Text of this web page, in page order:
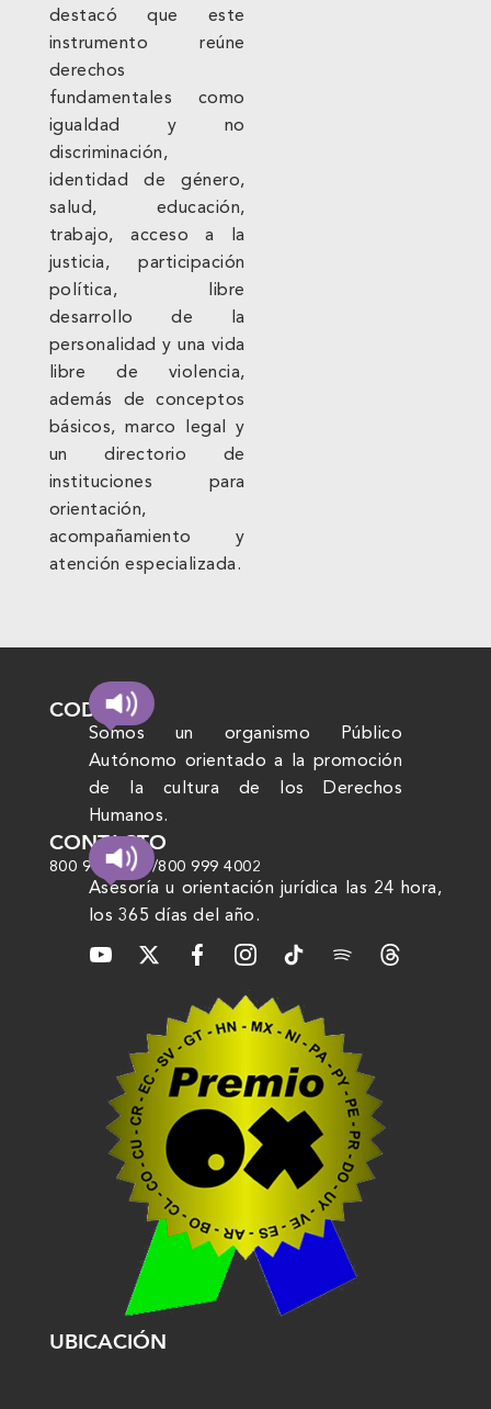
destacó que este
instrumento reúne
derechos
fundamentales como
igualdad y no
discriminación,
identidad de género,
salud, educación,
trabajo, acceso a la
justicia, participación
política, libre
desarrollo de la
personalidad y una vida
libre de violencia,
además de conceptos
básicos, marco legal y
un directorio de
instituciones para
orientación,
acompañamiento y
atención especializada.
CODHEM
Somos un organismo Público
Autónomo orientado a la promoción
de la cultura de los Derechos
Humanos.
CONTACTO
800 999 4000/800 999 4002
Asesoría u orientación jurídica las 24 hora,
los 365 días del año.
UBICACIÓN